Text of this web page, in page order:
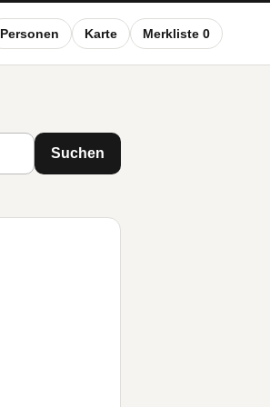
Personen Karte Merkliste 0
Suchen